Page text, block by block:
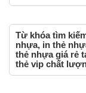
Từ khóa tìm
nhựa, in thẻ
thẻ nhựa giá rẻ
thẻ vip chất